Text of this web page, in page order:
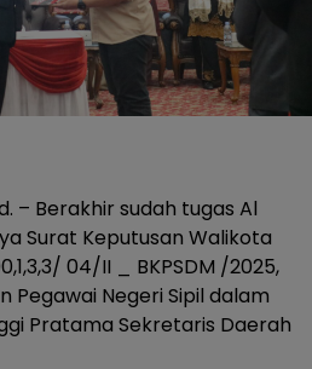
– Berakhir sudah tugas Al
Surat Keputusan Walikota
04/II _ BKPSDM /2025,
Negeri Sipil dalam
Pratama Sekretaris Daerah